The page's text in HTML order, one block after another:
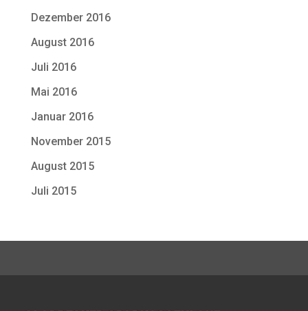
Dezember 2016
August 2016
Juli 2016
Mai 2016
Januar 2016
November 2015
August 2015
Juli 2015